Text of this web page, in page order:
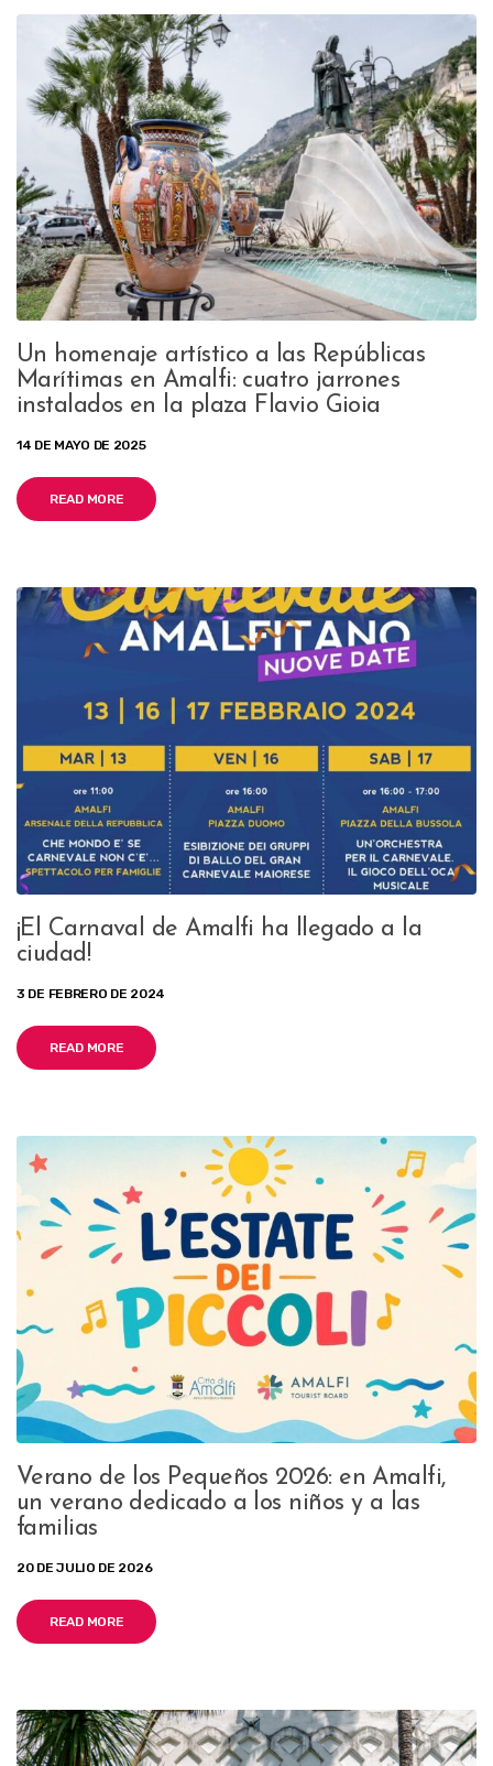
Un homenaje artístico a las Repúblicas
Marítimas en Amalfi: cuatro jarrones
instalados en la plaza Flavio Gioia
14 DE MAYO DE 2025
READ MORE
¡El Carnaval de Amalfi ha llegado a la
ciudad!
3 DE FEBRERO DE 2024
READ MORE
Verano de los Pequeños 2026: en Amalfi,
un verano dedicado a los niños y a las
familias
20 DE JULIO DE 2026
READ MORE